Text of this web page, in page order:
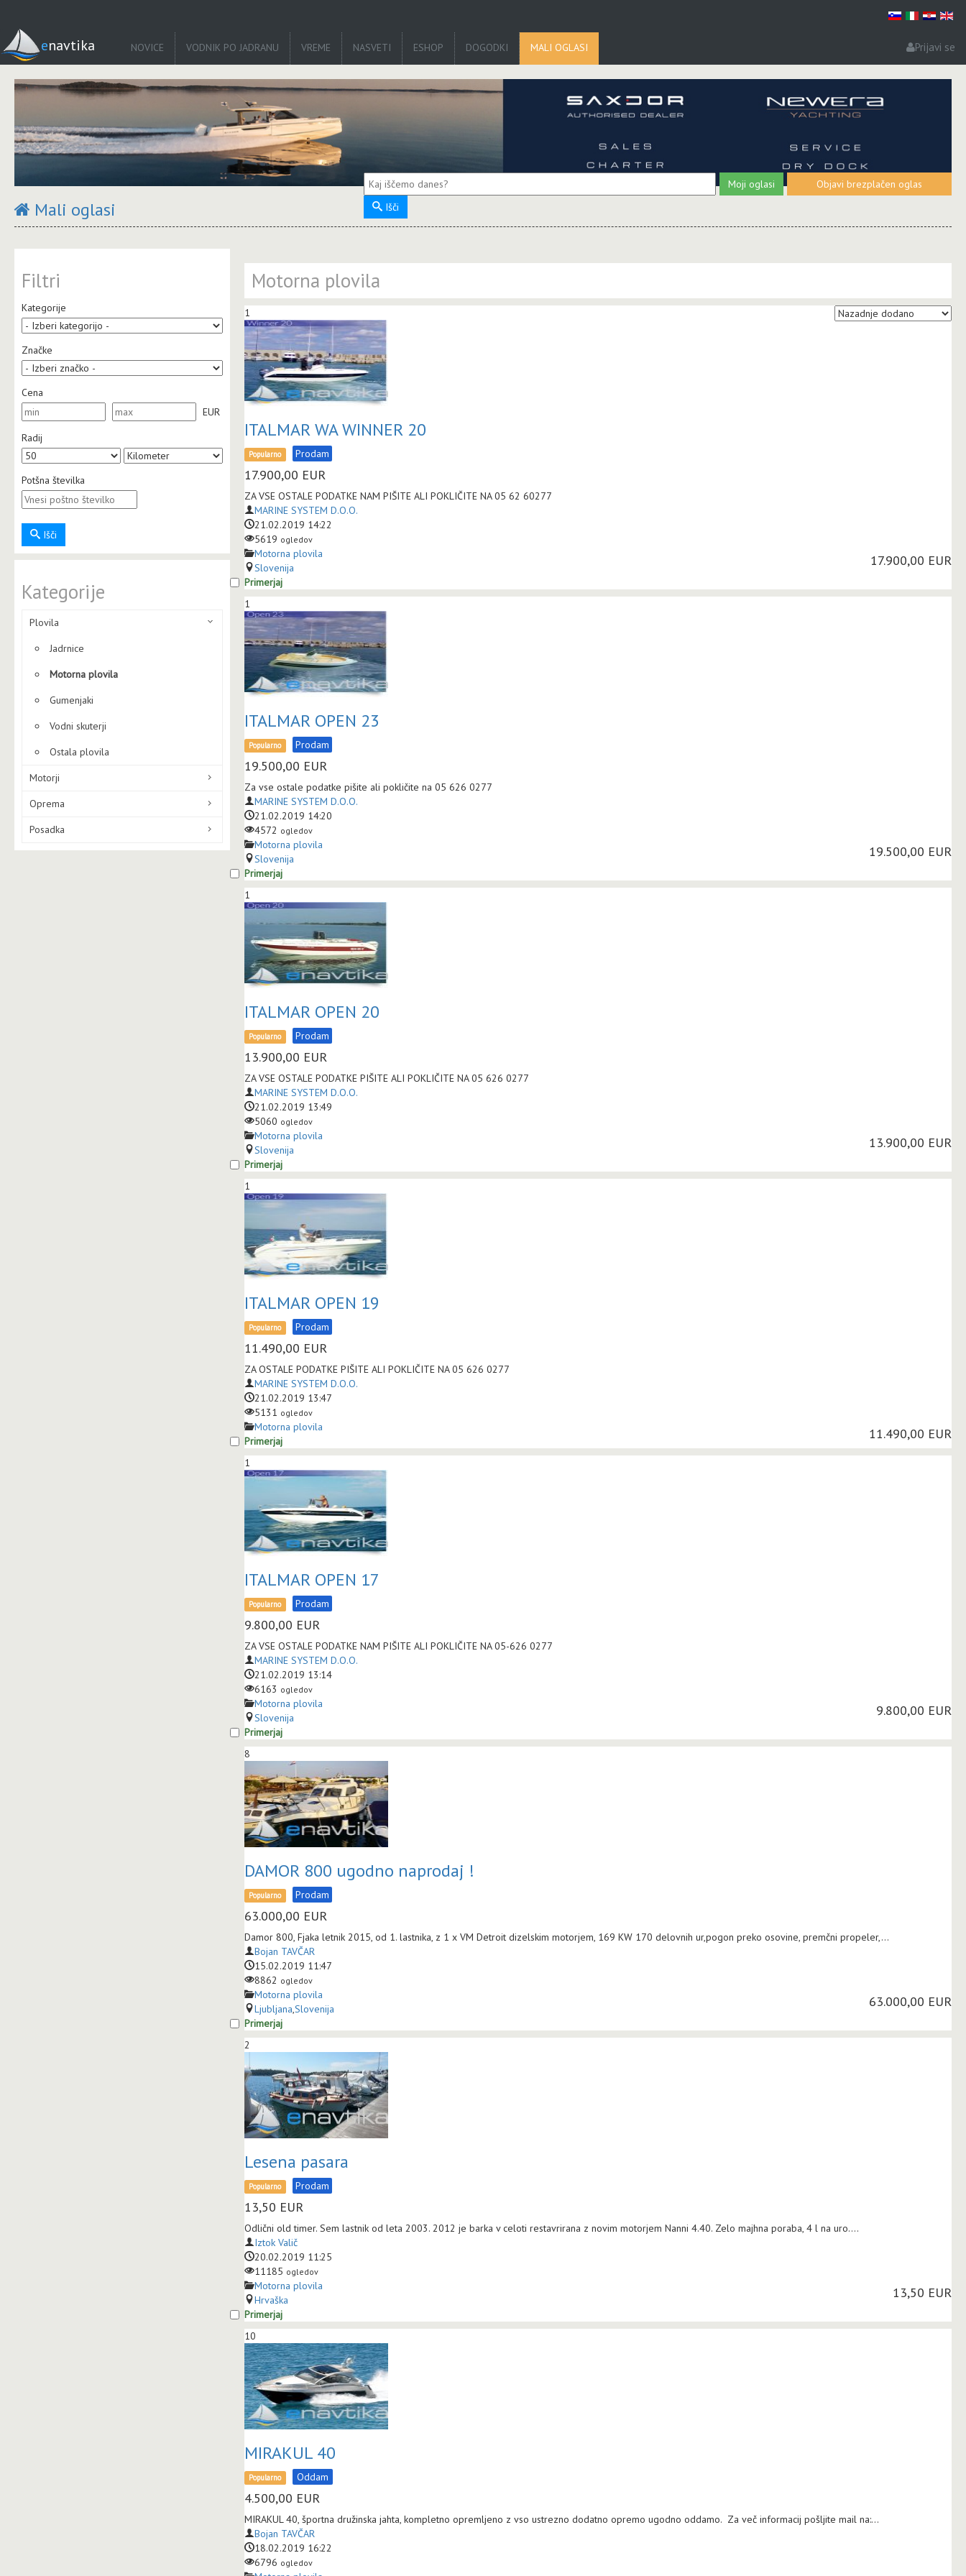
enavtika NOVICE VODNIK PO JADRANU VREME NASVETI ESHOP DOGODKI MALI OGLASI Prijavi se
Mali oglasi
Objavi brezplačen oglas
Moji oglasi
Išči
Filtri
Kategorije
Značke
Cena
EUR
Radij
Potšna številka
Išči
Kategorije
Plovila
Jadrnice
Motorna plovila
Gumenjaki
Vodni skuterji
Ostala plovila
Motorji
Oprema
Posadka
Motorna plovila
1
ITALMAR WA WINNER 20
Popularno Prodam
17.900,00 EUR
ZA VSE OSTALE PODATKE NAM PIŠITE ALI POKLIČITE NA 05 62 60277
MARINE SYSTEM D.O.O.
21.02.2019 14:22
5619 ogledov
17.900,00 EUR
Motorna plovila
Slovenija
Primerjaj
1
ITALMAR OPEN 23
Popularno Prodam
19.500,00 EUR
Za vse ostale podatke pišite ali pokličite na 05 626 0277
MARINE SYSTEM D.O.O.
21.02.2019 14:20
4572 ogledov
19.500,00 EUR
Motorna plovila
Slovenija
Primerjaj
1
ITALMAR OPEN 20
Popularno Prodam
13.900,00 EUR
ZA VSE OSTALE PODATKE PIŠITE ALI POKLIČITE NA 05 626 0277
MARINE SYSTEM D.O.O.
21.02.2019 13:49
5060 ogledov
13.900,00 EUR
Motorna plovila
Slovenija
Primerjaj
1
ITALMAR OPEN 19
Popularno Prodam
11.490,00 EUR
ZA OSTALE PODATKE PIŠITE ALI POKLIČITE NA 05 626 0277
MARINE SYSTEM D.O.O.
21.02.2019 13:47
5131 ogledov
11.490,00 EUR
Motorna plovila
Primerjaj
1
ITALMAR OPEN 17
Popularno Prodam
9.800,00 EUR
ZA VSE OSTALE PODATKE NAM PIŠITE ALI POKLIČITE NA 05-626 0277
MARINE SYSTEM D.O.O.
21.02.2019 13:14
6163 ogledov
9.800,00 EUR
Motorna plovila
Slovenija
Primerjaj
8
DAMOR 800 ugodno naprodaj !
Popularno Prodam
63.000,00 EUR
Damor 800, Fjaka letnik 2015, od 1. lastnika, z 1 x VM Detroit dizelskim motorjem, 169 KW 170 delovnih ur,pogon preko osovine, premčni propeler,...
Bojan TAVČAR
15.02.2019 11:47
8862 ogledov
63.000,00 EUR
Motorna plovila
Ljubljana,Slovenija
Primerjaj
2
Lesena pasara
Popularno Prodam
13,50 EUR
Odlični old timer. Sem lastnik od leta 2003. 2012 je barka v celoti restavrirana z novim motorjem Nanni 4.40. Zelo majhna poraba, 4 l na uro....
Iztok Valič
20.02.2019 11:25
11185 ogledov
13,50 EUR
Motorna plovila
Hrvaška
Primerjaj
10
MIRAKUL 40
Popularno Oddam
4.500,00 EUR
MIRAKUL 40, športna družinska jahta, kompletno opremljeno z vso ustrezno dodatno opremo ugodno oddamo. Za več informacij pošljite mail na:...
Bojan TAVČAR
18.02.2019 16:22
6796 ogledov